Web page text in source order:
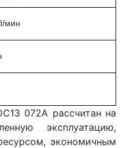
мин
072A рассчитан на
эксплуатацию,
экономичным